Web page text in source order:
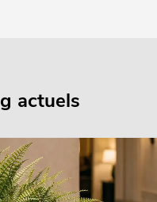
actuels